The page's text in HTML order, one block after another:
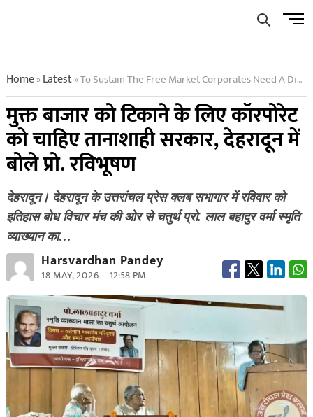
Menu
Home»Latest»To Sustain The Free Market Corporates Need A Dictatorial Government Said Prof Ravi Bhushan
मुक्त बाजार को टिकाने के लिए कॉरपोरेट
को चाहिए तानाशाही सरकार, देहरादून में
बोले प्रो. रविभूषण
देहरादून। देहरादून के उत्तरांचल प्रेस क्लब सभागार में रविवार को
इतिहास बोध विचार मंच की ओर से चतुर्थ प्रो. लाल बहादुर वर्मा स्मृति
व्याख्यान का…
Harsvardhan Pandey
18 MAY, 2026 12:58 PM